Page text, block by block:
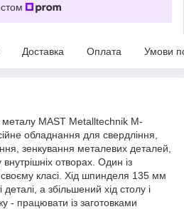
Доставка Оплата Умови
MAST Metalltechnik M-
обладнання для свердління,
зенкування металевих деталей,
отворах. Один із
класі. Хід шпинделя 135 мм
а збільшений хід столу і
- працювати із заготовками